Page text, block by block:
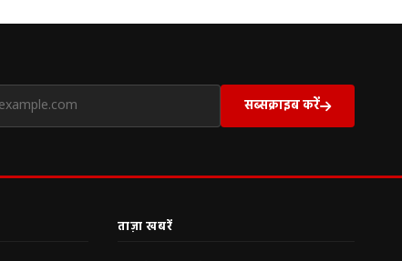
सब्सक्राइब करें
ताज़ा खबरें